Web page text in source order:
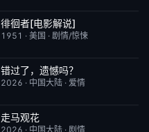
已完结
徘徊者[电影解说]
1951 · 美国 · 剧情/惊悚
今日更新
错过了，遗憾吗？
2026 · 中国大陆 · 爱情
今日更新
走马观花
2026 · 中国大陆 · 剧情